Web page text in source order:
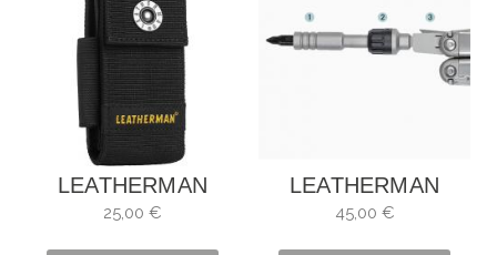
LEATHERMAN
FUNDA DE NYLON
25,00 €
LEATHERMAN
CARRACA
45,00 €